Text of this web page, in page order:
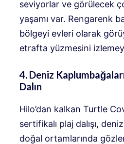
seviyorlar ve görülecek
yaşamı var. Rengarenk
bölgeyi evleri olarak
etrafta yüzmesini
4. Deniz
Dalın
Hilo’dan kalkan Turtle
sertifikalı plaj dalışı,
doğal ortamlarında